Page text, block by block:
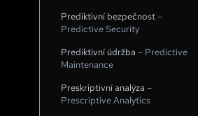
Prediktivní bezpečnost–
Predictive Security
Prediktivní údržba – Predictive
Maintenance
Preskriptivní analýza –
Prescriptive Analytics